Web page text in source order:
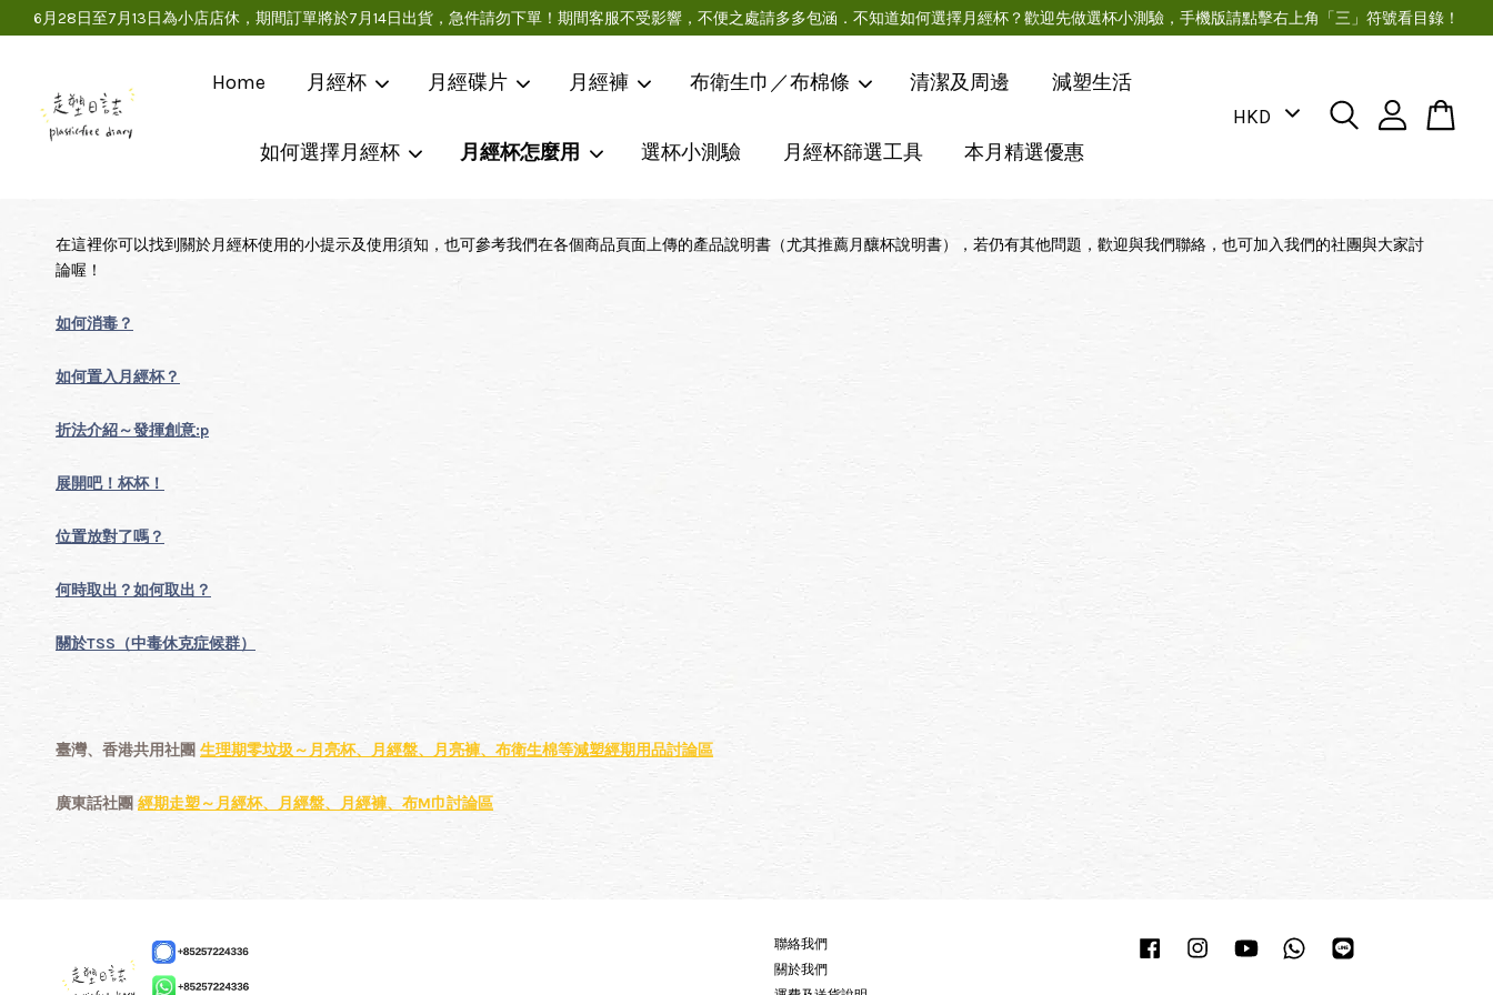
6月28日至7月13日為小店店休，期間訂單將於7月14日出貨，急件請勿下單！期間客服不受影響，不便之處請多多包涵．不知道如何選擇月經杯？歡迎先做選杯小測驗，手機版請點擊右上角「三」符號看目錄！
Home 月經杯 月經碟片 月經褲 布衛生巾／布棉條 清潔及周邊 減塑生活
如何選擇月經杯 月經杯怎麼用 選杯小測驗 月經杯篩選工具 本月精選優惠
在這裡你可以找到關於月經杯使用的小提示及使用須知，也可參考我們在各個商品頁面上傳的產品說明書（尤其推薦月釀杯說明書），若仍有其他問題，歡迎與我們聯絡，也可加入我們的社團與大家討
論喔！
如何消毒？
如何置入月經杯？
折法介紹～發揮創意:p
展開吧！杯杯！
位置放對了嗎？
何時取出？如何取出？
關於TSS（中毒休克症候群）
臺灣、香港共用社團 生理期零垃圾～月亮杯、月經盤、月亮褲、布衛生棉等減塑經期用品討論區
廣東話社團 經期走塑～月經杯、月經盤、月經褲、布M巾討論區
聯絡我們
關於我們
FacebookInstagramYouTube Whatsapp